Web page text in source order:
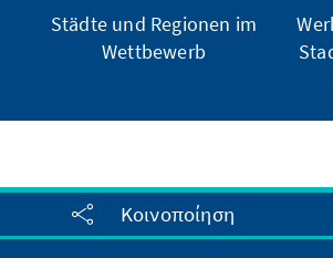
Städte und Regionen im
Wettbewerb
Κοινοποίηση